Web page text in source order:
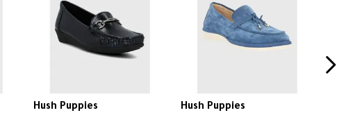
Hush Puppies
Hush Puppies